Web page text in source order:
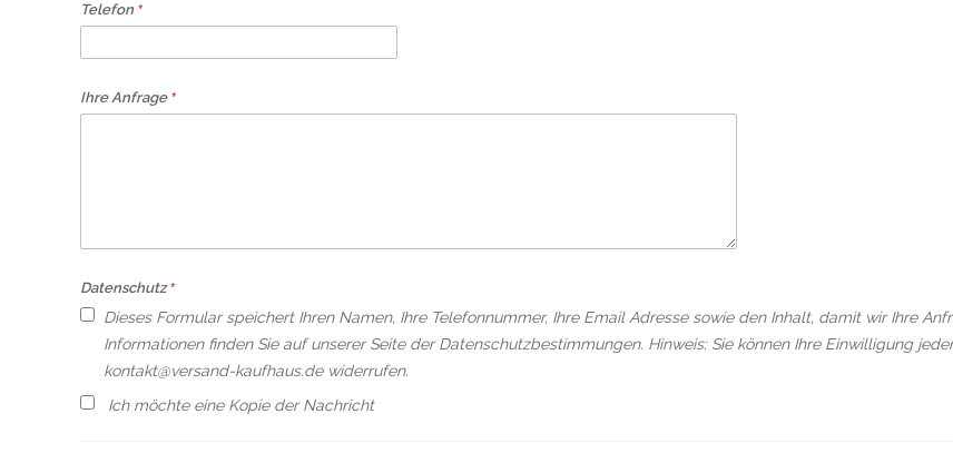
Telefon
Ihre Anfrage
Datenschutz
Dieses Formular speichert Ihren Namen, Ihre Telefonnummer, Ihre Email Adresse sowie den Inhalt, damit wir Ihre
Informationen finden Sie auf unserer Seite der Datenschutzbestimmungen. Hinweis: Sie können Ihre Einwilligung
kontakt@versand-kaufhaus.de widerrufen.
Ich möchte eine Kopie der Nachricht